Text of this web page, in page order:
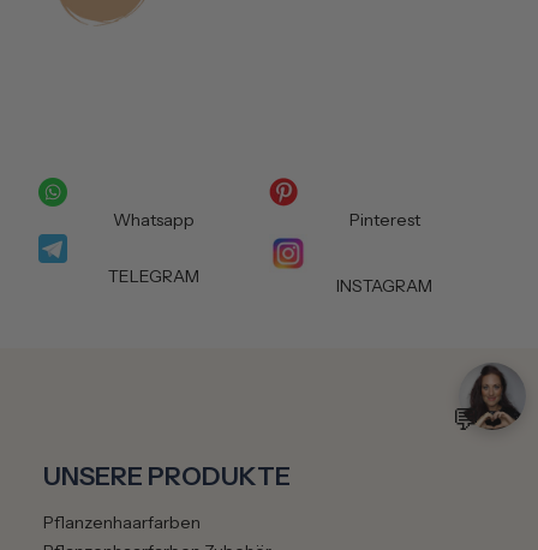
Whatsapp Pinterest
TELEGRAM INSTAGRAM
UNSERE PRODUKTE
Pflanzenhaarfarben
💬